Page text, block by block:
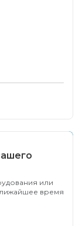
или
время